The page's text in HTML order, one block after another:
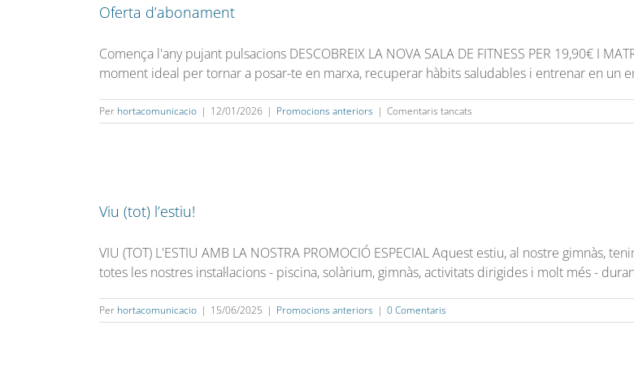
Oferta d’abonament
Comença l'any pujant pulsacions DESCOBREIX LA NOVA SALA DE FITNESS PER 19,90€ I
moment ideal per tornar a posar-te en marxa, recuperar hàbits saludables i entrenar en un
Per hortacomunicacio | 12/01/2026 | Promocions anteriors | Comentaris tancats
Oferta
Viu (tot) l’estiu!
VIU (TOT) L'ESTIU AMB LA NOSTRA PROMOCIÓ ESPECIAL Aquest estiu, al nostre
totes les nostres instal·lacions - piscina, solàrium, gimnàs, activitats dirigides i molt més -
Per hortacomunicacio | 15/06/2025 | Promocions anteriors | 0 Comentaris